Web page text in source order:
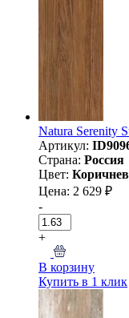
Natura Serenity
Артикул:
Страна: Россия
Цвет:
Цена: 2 629 ₽
-
+
В корзину
Купить в 1 клик